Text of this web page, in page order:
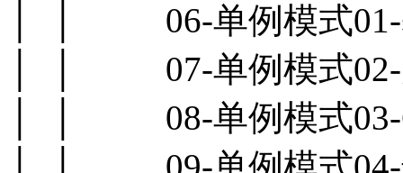
│ │ 06-单例模式01-
│ │ 07-单例模式02-
│ │ 08-单例模式03-